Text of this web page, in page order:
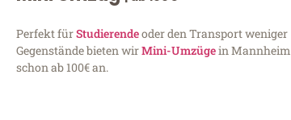
Perfekt fürStudierendeoder den Transport weniger
Gegenstände bieten wirMini-Umzügein Mannheim
schon ab 100€ an.